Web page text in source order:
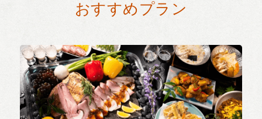
おすすめプラン